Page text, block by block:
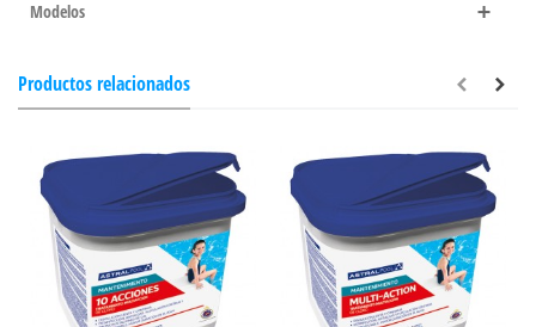
Modelos
Productos relacionados